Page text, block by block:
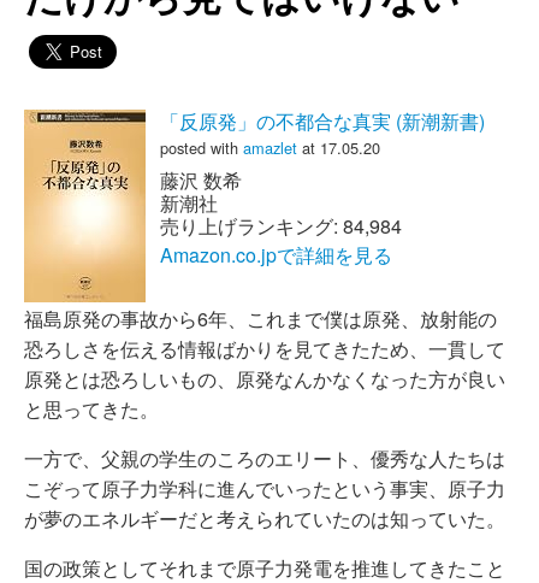
「反原発」の不都合な真実 (新潮新書)
posted with amazlet at 17.05.20
藤沢 数希
新潮社
売り上げランキング: 84,984
Amazon.co.jpで詳細を見る
福島原発の事故から6年、これまで僕は原発、放射能の
恐ろしさを伝える情報ばかりを見てきたため、一貫して
原発とは恐ろしいもの、原発なんかなくなった方が良い
と思ってきた。
一方で、父親の学生のころのエリート、優秀な人たちは
こぞって原子力学科に進んでいったという事実、原子力
が夢のエネルギーだと考えられていたのは知っていた。
国の政策としてそれまで原子力発電を推進してきたこと